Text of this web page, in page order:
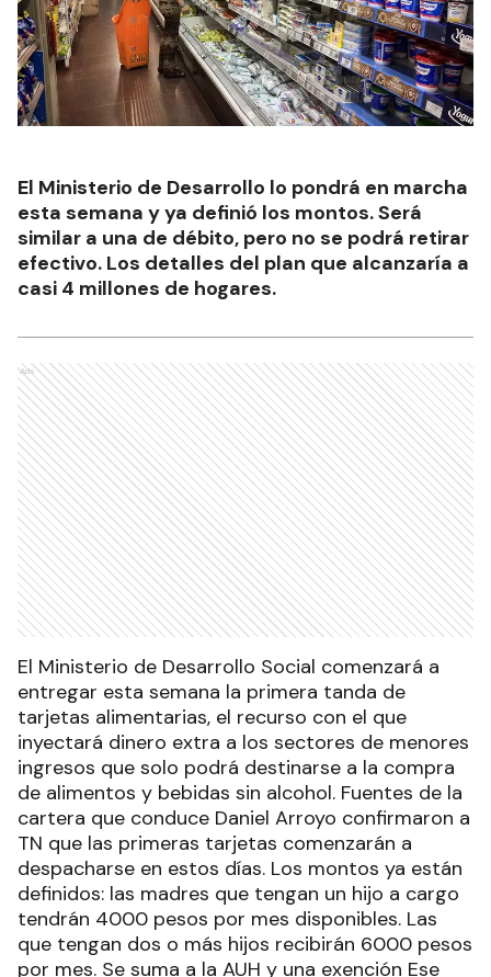
El Ministerio de Desarrollo lo pondrá en marcha
esta semana y ya definió los montos. Será
similar a una de débito, pero no se podrá retirar
efectivo. Los detalles del plan que alcanzaría a
casi 4 millones de hogares.
Ads
El Ministerio de Desarrollo Social comenzará a
entregar esta semana la primera tanda de
tarjetas alimentarias, el recurso con el que
inyectará dinero extra a los sectores de menores
ingresos que solo podrá destinarse a la compra
de alimentos y bebidas sin alcohol. Fuentes de la
cartera que conduce Daniel Arroyo confirmaron a
TN que las primeras tarjetas comenzarán a
despacharse en estos días. Los montos ya están
definidos: las madres que tengan un hijo a cargo
tendrán 4000 pesos por mes disponibles. Las
que tengan dos o más hijos recibirán 6000 pesos
por mes. Se suma a la AUH y una exención Ese